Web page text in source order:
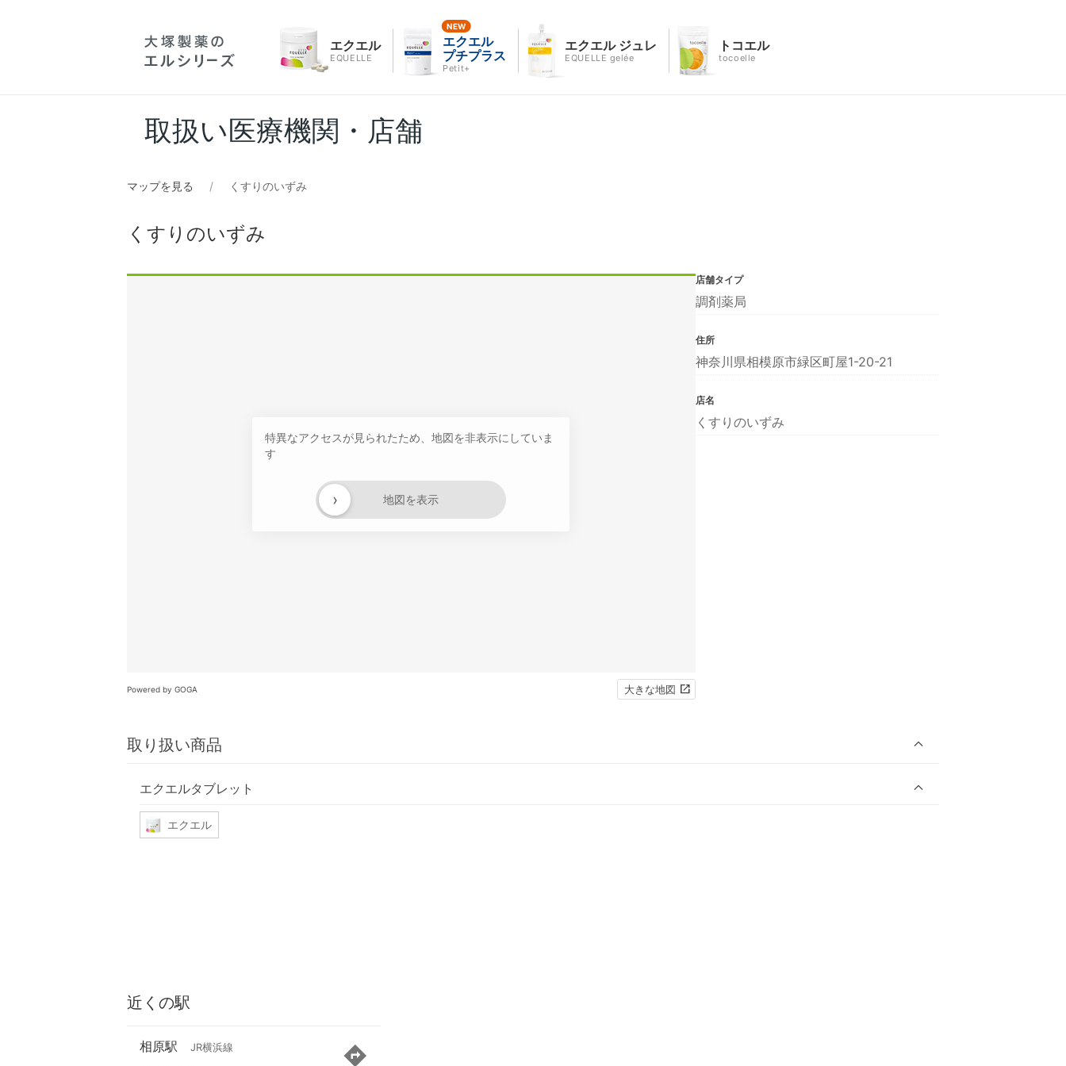
エクエル
EQUELLE
エクエル
プチプラス
Petit+
エクエル ジュレ
EQUELLE gelée
トコエル
tocoelle
取扱い医療機関・店舗
マップを見る くすりのいずみ
くすりのいずみ
特異なアクセスが見られたため、地図を非表示にしていま
す
地図を表示
›
Powered by GOGA 大きな地図
取り扱い商品
エクエルタブレット
エクエル
店舗タイプ
調剤薬局
住所
神奈川県相模原市緑区町屋1-20-21
店名
くすりのいずみ
近くの駅
相原駅 JR横浜線